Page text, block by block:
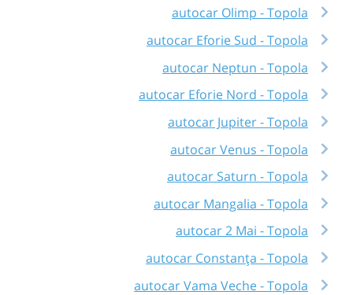
autocar Olimp - Topola
autocar Eforie Sud - Topola
autocar Neptun - Topola
autocar Eforie Nord - Topola
autocar Jupiter - Topola
autocar Venus - Topola
autocar Saturn - Topola
autocar Mangalia - Topola
autocar 2 Mai - Topola
autocar Constanța - Topola
autocar Vama Veche - Topola